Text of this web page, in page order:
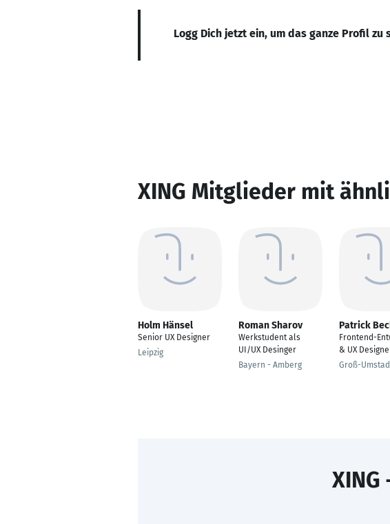
Logg Dich jetzt ein, um das ganze Profil zu
XING Mitglieder mit
Holm Hänsel
Senior UX Designer
Leipzig
Roman Sharov
Werkstudent als
UI/UX Desinger
Bayern - Amberg
Patrick
Frontend-
& UX
Groß-